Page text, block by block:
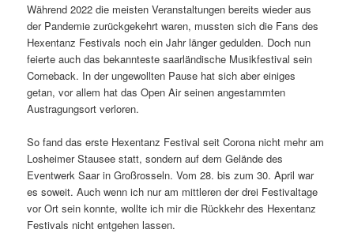
Während 2022 die meisten Veranstaltungen bereits wieder aus
der Pandemie zurückgekehrt waren, mussten sich die Fans des
Hexentanz Festivals noch ein Jahr länger gedulden. Doch nun
feierte auch das bekannteste saarländische Musikfestival sein
Comeback. In der ungewollten Pause hat sich aber einiges
getan, vor allem hat das Open Air seinen angestammten
Austragungsort verloren.
So fand das erste Hexentanz Festival seit Corona nicht mehr am
Losheimer Stausee statt, sondern auf dem Gelände des
Eventwerk Saar in Großrosseln. Vom 28. bis zum 30. April war
es soweit. Auch wenn ich nur am mittleren der drei Festivaltage
vor Ort sein konnte, wollte ich mir die Rückkehr des Hexentanz
Festivals nicht entgehen lassen.